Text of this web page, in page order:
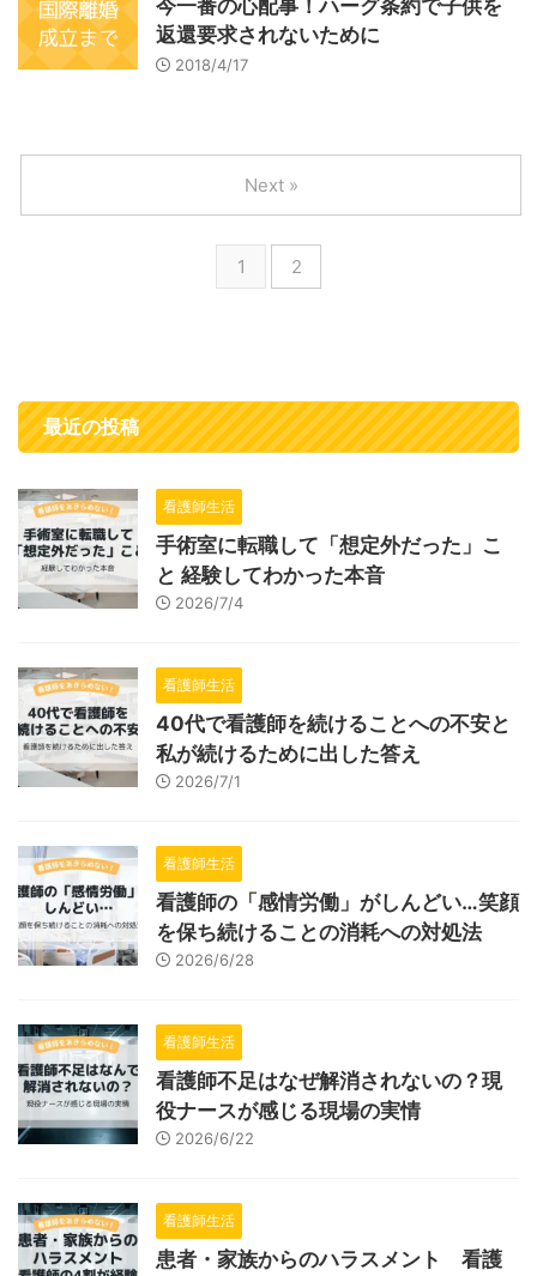
今一番の心配事！ハーグ条約で子供を
返還要求されないために
2018/4/17
1 2
Next »
最近の投稿
看護師生活
手術室に転職して「想定外だった」こ
と 経験してわかった本音
2026/7/4
看護師生活
40代で看護師を続けることへの不安と
私が続けるために出した答え
2026/7/1
看護師生活
看護師の「感情労働」がしんどい…笑顔
を保ち続けることの消耗への対処法
2026/6/28
看護師生活
看護師不足はなぜ解消されないの？現
役ナースが感じる現場の実情
2026/6/22
看護師生活
患者・家族からのハラスメント 看護